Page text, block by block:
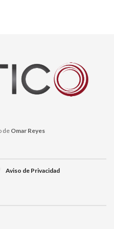
para cuidar tu bolsillo?
es el inicio del año y
de Omar Reyes
Aviso de Privacidad